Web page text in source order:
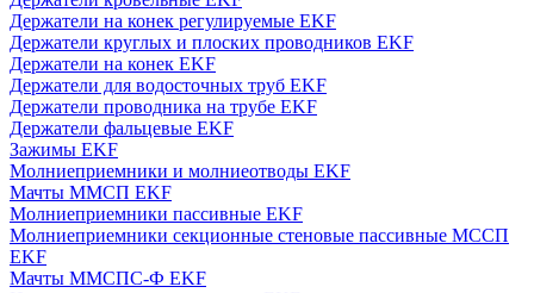
Держатели на конек регулируемые EKF
Держатели круглых и плоских проводников EKF
Держатели на конек EKF
Держатели для водосточных труб EKF
Держатели проводника на трубе EKF
Держатели фальцевые EKF
Зажимы EKF
Молниеприемники и молниеотводы EKF
Мачты ММСП EKF
Молниеприемники пассивные EKF
Молниеприемники секционные стеновые пассивные МССП
EKF
Мачты ММСПС-Ф EKF